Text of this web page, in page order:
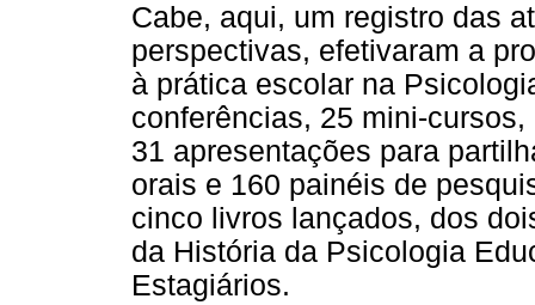
Cabe, aqui, um registro das
perspectivas, efetivaram a
à prática escolar na
conferências, 25 mini-
31 apresentações para
orais e 160 painéis de
cinco livros lançados, dos
da História da Psicologia
Estagiários.